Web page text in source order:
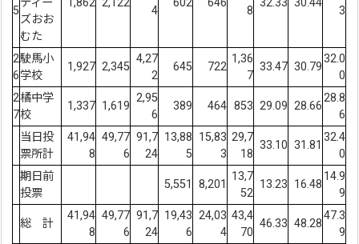
5
ズおお
むた
4
8
3
2
6
駛馬小
学校
1,927 2,345
4,27
2
645 722
1,36
7
33.47 30.79
32.0
0
2
7
橘中学
校
1,337 1,619
2,95
6
389 464 853 29.09 28.66
28.8
6
当日投
票所計
41,94
8
49,77
6
91,7
24
13,88
5
15,83
3
29,7
18
33.10 31.81
32.4
0
期日前
投票
5,551 8,201
13,7
52
13.23 16.48
14.9
9
総 計
41,94
8
49,77
6
91,7
24
19,43
6
24,03
4
43,4
70
46.33 48.28
47.3
9